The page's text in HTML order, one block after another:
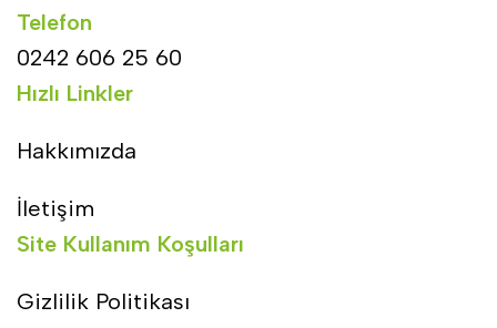
Telefon
0242 606 25 60
Hızlı Linkler
Hakkımızda
İletişim
Site Kullanım Koşulları
Gizlilik Politikası